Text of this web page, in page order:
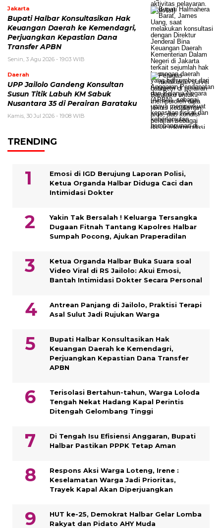
Jakarta
Bupati Halbar Konsultasikan Hak
Keuangan Daerah ke Kemendagri,
Perjuangkan Kepastian Dana
Transfer APBN
Senin, 3 Agu 2026 - 19:03 WIB
Daerah
UPP Jailolo Gandeng Konsultan
Susun Titik Labuh KM Sabuk
Nusantara 35 di Perairan Barataku
Kamis, 30 Jul 2026 - 19:08 WIB
TRENDING
Emosi di IGD Berujung Laporan Polisi,
Ketua Organda Halbar Diduga Caci dan
Intimidasi Dokter
Yakin Tak Bersalah ! Keluarga Tersangka
Dugaan Fitnah Tantang Kapolres Halbar
Sumpah Pocong, Ajukan Praperadilan
Ketua Organda Halbar Buka Suara soal
Video Viral di RS Jailolo: Akui Emosi,
Bantah Intimidasi Dokter Secara Personal
Antrean Panjang di Jailolo, Praktisi Terapi
Asal Sulut Jadi Rujukan Warga
Bupati Halbar Konsultasikan Hak
Keuangan Daerah ke Kemendagri,
Perjuangkan Kepastian Dana Transfer
APBN
Terisolasi Bertahun-tahun, Warga Loloda
Tengah Nekat Hadang Kapal Perintis
Ditengah Gelombang Tinggi
Di Tengah Isu Efisiensi Anggaran, Bupati
Halbar Pastikan PPPK Tetap Aman
Respons Aksi Warga Loteng, Irene :
Keselamatan Warga Jadi Prioritas,
Trayek Kapal Akan Diperjuangkan
HUT ke-25, Demokrat Halbar Gelar Lomba
Rakyat dan Pidato AHY Muda